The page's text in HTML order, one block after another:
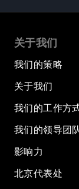
关于我们
我们的策略
关于我们
我们的工作方
我们的领导团
影响力
北京代表处